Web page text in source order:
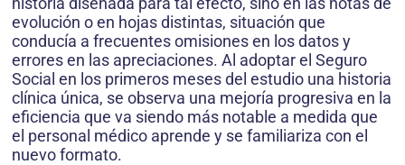
evolución o en hojas distintas, situación que
conducía a frecuentes omisiones en los datos y
errores en las apreciaciones. Al adoptar el Seguro
Social en los primeros meses del estudio una historia
clínica única, se observa una mejoría progresiva en la
eficiencia que va siendo más notable a medida que
el personal médico aprende y se familiariza con el
nuevo formato.